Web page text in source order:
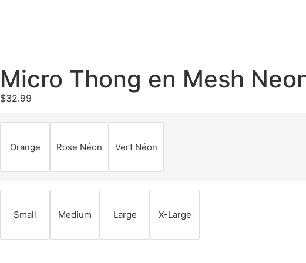
Micro Thong en Mesh
$32.99
Orange Rose Néon Vert Néon
Small Medium Large X-Large